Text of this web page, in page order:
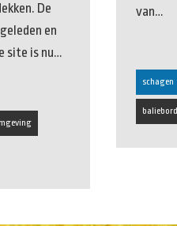
van…
schagen
baliebord
De
en
site is nu…